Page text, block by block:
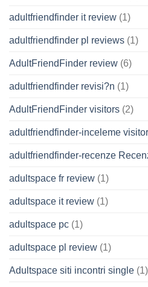
adultfriendfinder it review (1)
adultfriendfinder pl reviews (1)
AdultFriendFinder review (6)
adultfriendfinder revisi?n (1)
AdultFriendFinder visitors (2)
adultfriendfinder-inceleme
adultfriendfinder-recenze
adultspace fr review (1)
adultspace it review (1)
adultspace pc (1)
adultspace pl review (1)
Adultspace siti incontri single (1)